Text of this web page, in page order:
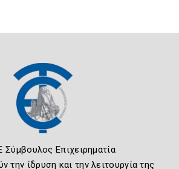
Σύμβουλος Επιχειρηματία
την ίδρυση και την λειτουργία της